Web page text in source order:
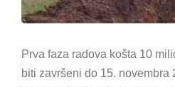
Prva faza radova košta 10
biti završeni do 15. novembra